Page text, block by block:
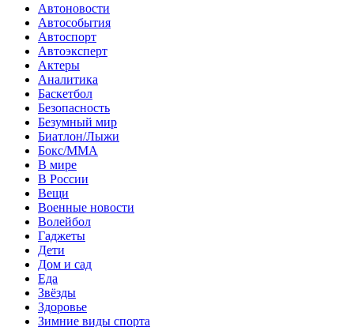
Автоновости
Автособытия
Автоспорт
Автоэксперт
Актеры
Аналитика
Баскетбол
Безопасность
Безумный мир
Биатлон/Лыжи
Бокс/MMA
В мире
В России
Вещи
Военные новости
Волейбол
Гаджеты
Дети
Дом и сад
Еда
Звёзды
Здоровье
Зимние виды спорта